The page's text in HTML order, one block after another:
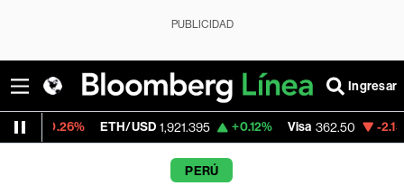
PUBLICIDAD
Ingresar
ETH/USD 1,921.395 +0.12% Visa 362.50 -2.15%
PERÚ